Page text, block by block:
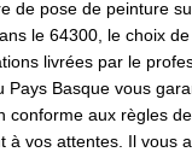
de pose de peinture
le 64300, le choix
livrées par le
Pays Basque vous
conforme aux règles de
à vos attentes. Il vous